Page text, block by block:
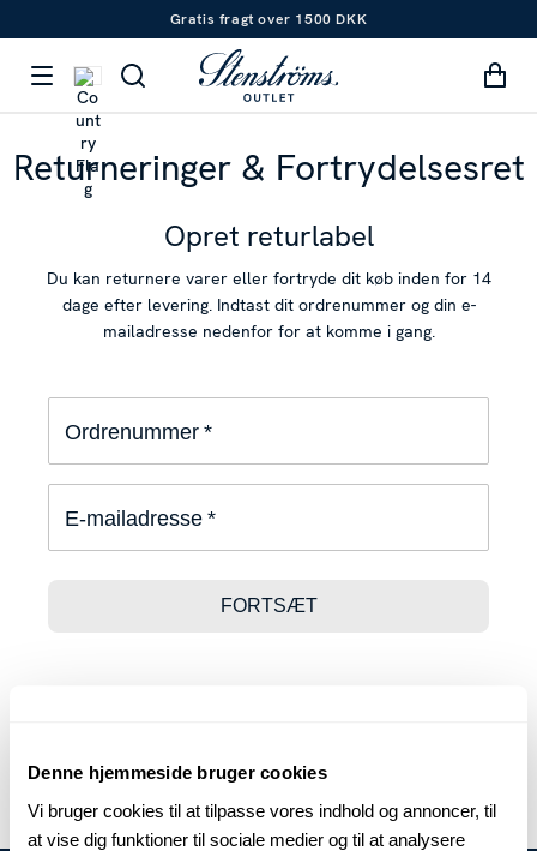
Denne hjemmeside bruger cookies
Vi bruger cookies til at tilpasse vores indhold og annoncer, til
at vise dig funktioner til sociale medier og til at analysere
Gratis fragt over 1500 DKK
Returneringer & Fortrydelsesret
Opret returlabel
Du kan returnere varer eller fortryde dit køb inden for 14
dage efter levering. Indtast dit ordrenummer og din e-
mailadresse nedenfor for at komme i gang.